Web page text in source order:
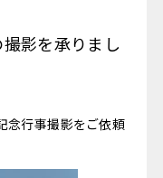
影を承りまし
念行事撮影をご依頼